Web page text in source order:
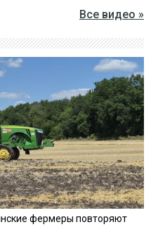
Все видео »
фермеры повторяют